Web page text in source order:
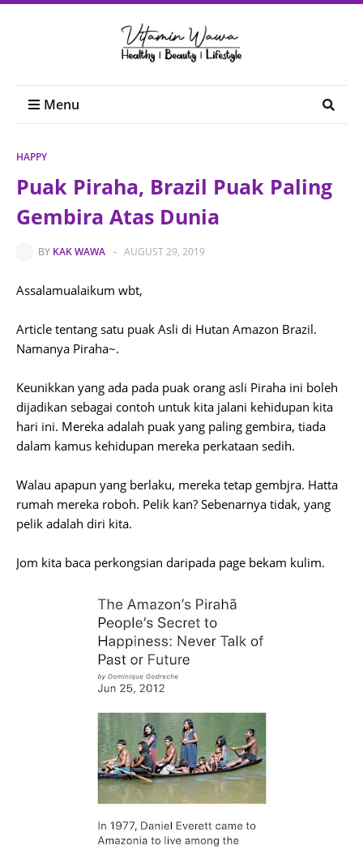
Menu
HAPPY
Puak Piraha, Brazil Puak Paling
Gembira Atas Dunia
BY KAK WAWA - AUGUST 29, 2019
Assalamualaikum wbt,
Article tentang satu puak Asli di Hutan Amazon Brazil.
Namanya Piraha~.
Keunikkan yang ada pada puak orang asli Piraha ini boleh
dijadikan sebagai contoh untuk kita jalani kehidupan kita
hari ini. Mereka adalah puak yang paling gembira, tiada
dalam kamus kehidupan mereka perkataan sedih.
Walau apapun yang berlaku, mereka tetap gembjra. Hatta
rumah mereka roboh. Pelik kan? Sebenarnya tidak, yang
pelik adalah diri kita.
Jom kita baca perkongsian daripada page bekam kulim.